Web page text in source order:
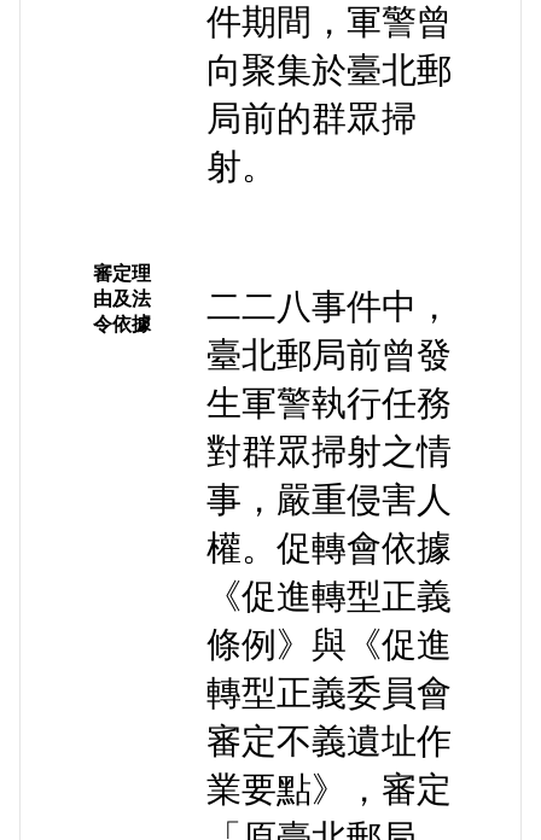
件期間，軍警曾
向聚集於臺北郵
局前的群眾掃
射。
審定理
由及法
令依據
二二八事件中，
臺北郵局前曾發
生軍警執行任務
對群眾掃射之情
事，嚴重侵害人
權。促轉會依據
《促進轉型正義
條例》與《促進
轉型正義委員會
審定不義遺址作
業要點》，審定